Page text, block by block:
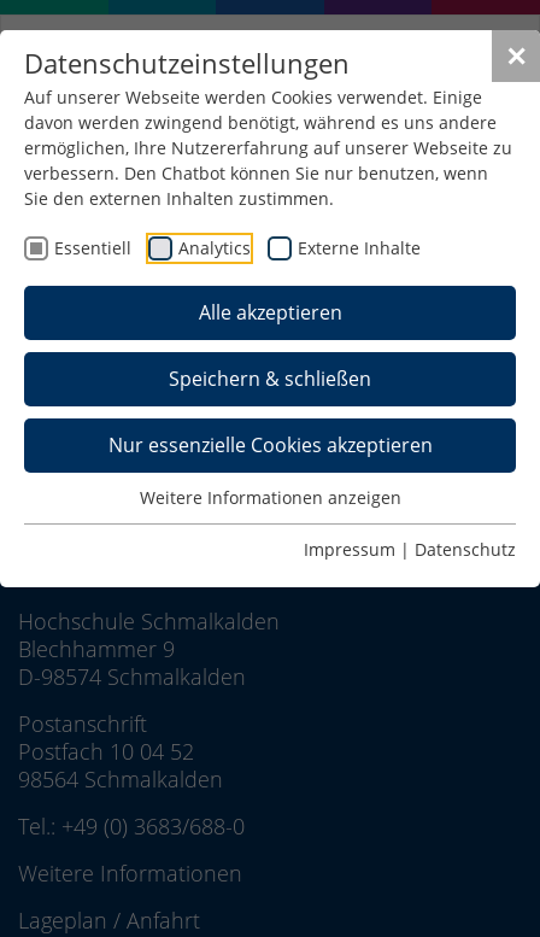
✕
Datenschutzeinstellungen
Auf unserer Webseite werden Cookies verwendet. Einige
davon werden zwingend benötigt, während es uns andere
ermöglichen, Ihre Nutzererfahrung auf unserer Webseite zu
verbessern. Den Chatbot können Sie nur benutzen, wenn
Sie den externen Inhalten zustimmen.
Essentiell Analytics Externe Inhalte
Alle akzeptieren
Speichern & schließen
Nur essenzielle Cookies akzeptieren
Weitere Informationen anzeigen
Impressum | Datenschutz
Hochschule Schmalkalden
Blechhammer 9
D-98574 Schmalkalden
Postanschrift
Postfach 10 04 52
98564 Schmalkalden
Tel.: +49 (0) 3683/688-0
Weitere Informationen
Lageplan / Anfahrt